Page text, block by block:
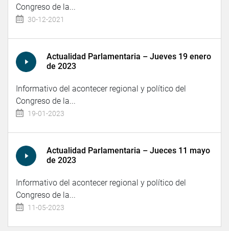
Congreso de la...
30-12-2021
Actualidad Parlamentaria – Jueves 19 enero
de 2023
Informativo del acontecer regional y político del
Congreso de la...
19-01-2023
Actualidad Parlamentaria – Jueces 11 mayo
de 2023
Informativo del acontecer regional y político del
Congreso de la...
11-05-2023